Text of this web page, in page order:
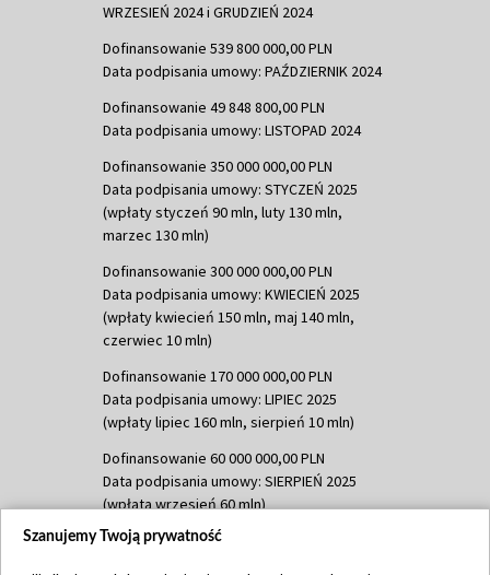
WRZESIEŃ 2024 i GRUDZIEŃ 2024
Dofinansowanie 539 800 000,00 PLN
Data podpisania umowy: PAŹDZIERNIK 2024
Dofinansowanie 49 848 800,00 PLN
Data podpisania umowy: LISTOPAD 2024
Dofinansowanie 350 000 000,00 PLN
Data podpisania umowy: STYCZEŃ 2025
(wpłaty styczeń 90 mln, luty 130 mln,
marzec 130 mln)
Dofinansowanie 300 000 000,00 PLN
Data podpisania umowy: KWIECIEŃ 2025
(wpłaty kwiecień 150 mln, maj 140 mln,
czerwiec 10 mln)
Dofinansowanie 170 000 000,00 PLN
Data podpisania umowy: LIPIEC 2025
(wpłaty lipiec 160 mln, sierpień 10 mln)
Dofinansowanie 60 000 000,00 PLN
Data podpisania umowy: SIERPIEŃ 2025
(wpłata wrzesień 60 mln)
Dofinansowanie 635 783 051,21 PLN
Szanujemy Twoją prywatność